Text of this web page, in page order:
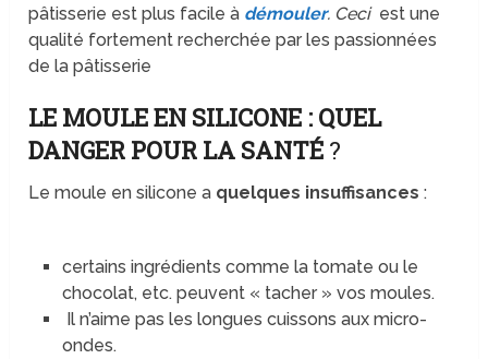
pâtisserie est plus facile à démouler. Ceciest une
qualité fortement recherchée par les passionnées
de la pâtisserie
LE MOULE EN SILICONE : QUEL
DANGER POUR LA SANTÉ ?
Le moule en silicone a quelques insuffisances :
certains ingrédients comme la tomate ou le
chocolat, etc. peuvent « tacher » vos moules.
Il n’aime pas les longues cuissons aux micro-
ondes.